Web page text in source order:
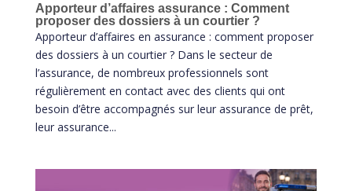
Apporteur d’affaires assurance : Comment
proposer des dossiers à un courtier ?
Apporteur d’affaires en assurance : comment proposer
des dossiers à un courtier ? Dans le secteur de
l’assurance, de nombreux professionnels sont
régulièrement en contact avec des clients qui ont
besoin d’être accompagnés sur leur assurance de prêt,
leur assurance...